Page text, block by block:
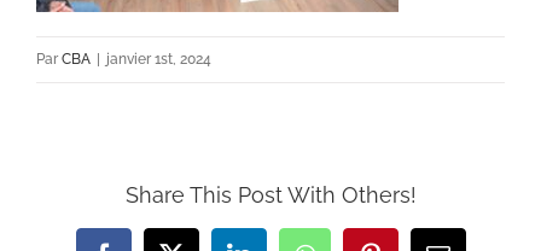
Par CBA | janvier 1st, 2024
Share This Post With Others!